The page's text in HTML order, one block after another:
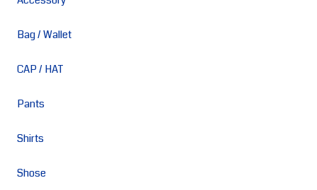
Bag / Wallet
CAP / HAT
Pants
Shirts
Shose